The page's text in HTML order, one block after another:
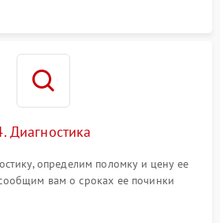
Диагностика
определим поломку и цену ее
вам о сроках ее починки